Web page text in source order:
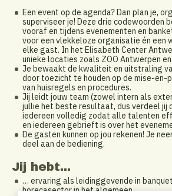
Een event op de agenda? Dan plan je,
superviseer je! Deze drie codewoorden
vooraf en tijdens evenementen en
voor een vlekkeloze organisatie én een
elke gast. In het Elisabeth Center
unieke locaties zoals ZOO Antwerpen
Je bewaakt de kwaliteit en uitstraling
door toezicht te houden op de mise-en-
van huisregels en procedures.
Jij leidt jouw team (zowel intern als
jullie het beste resultaat, dus verdeel jij
iedereen volledig zodat alle talenten
en iedereen gebrieft is over het
De gasten kunnen op jou rekenen! Je
deel aan de bediening.
Jij hebt...
… ervaring als leidinggevende in
horecasector in het algemeen.